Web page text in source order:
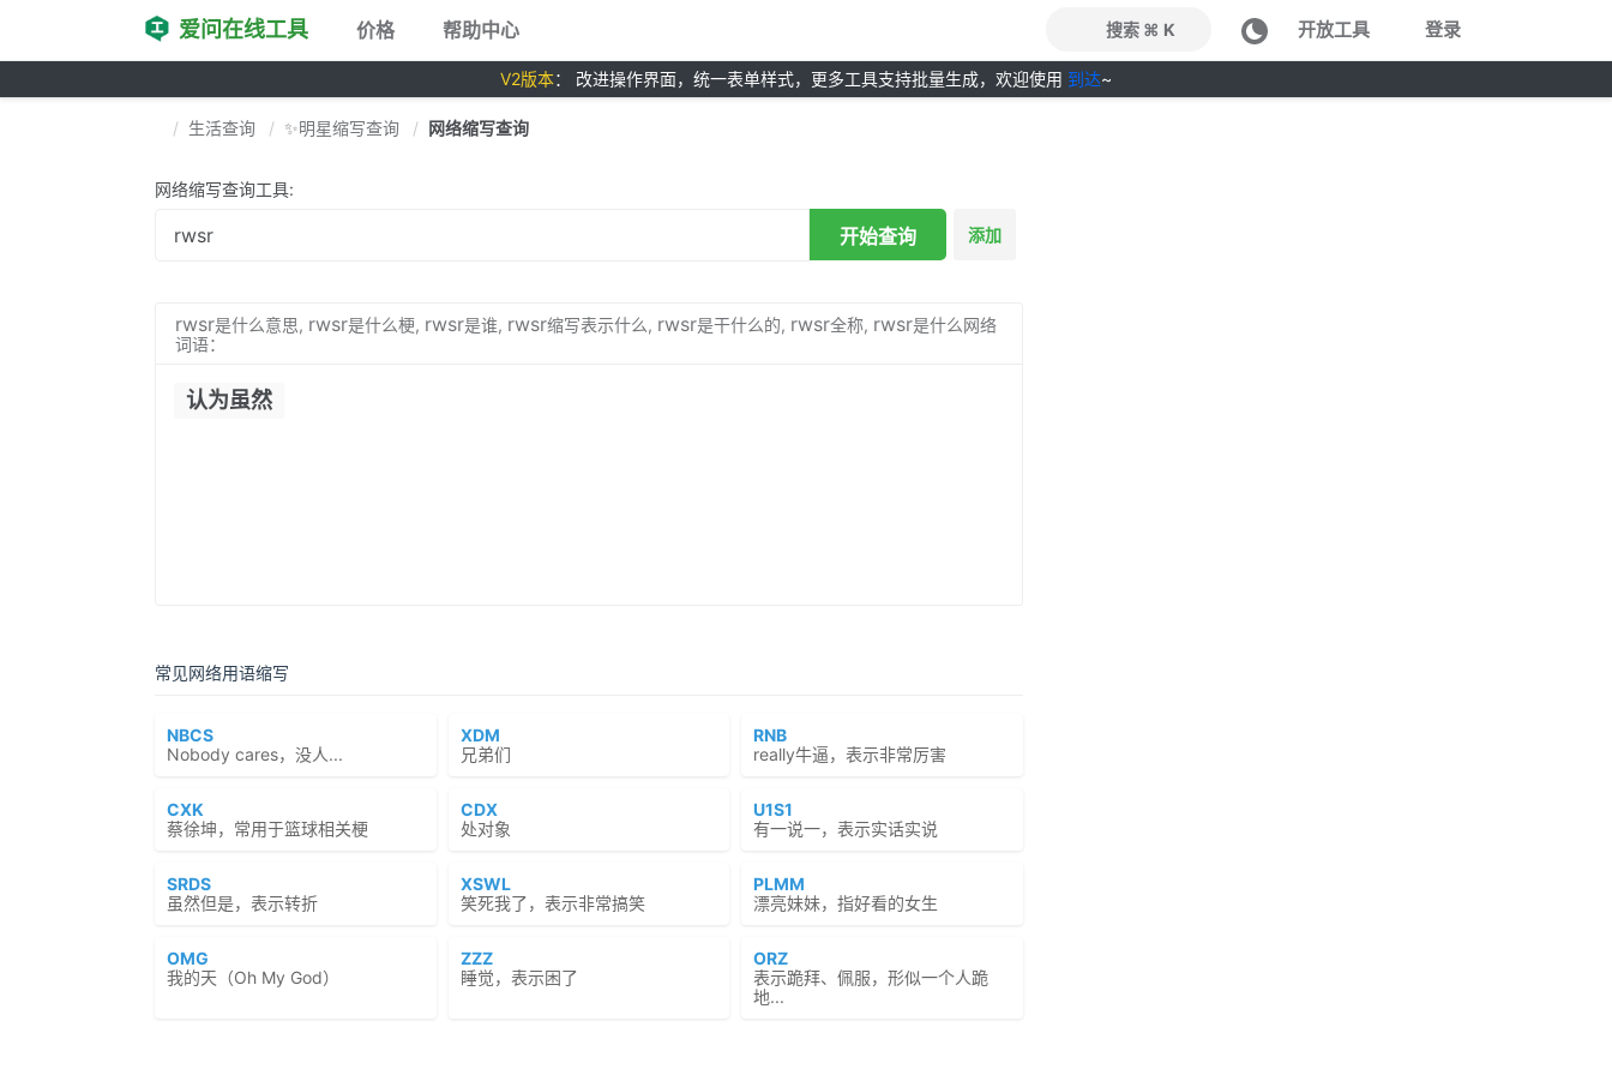
爱问在线工具 价格 帮助中心 搜索 ⌘ K 开放工具 登录
V2版本： 改进操作界面，统一表单样式，更多工具支持批量生成，欢迎使用 到达~
生活查询 ✨明星缩写查询 网络缩写查询
网络缩写查询工具:
开始查询 添加
rwsr是什么意思, rwsr是什么梗, rwsr是谁, rwsr缩写表示什么, rwsr是干什么的, rwsr全称, rwsr是什么网络
词语：
认为虽然
常见网络用语缩写
NBCS
Nobody cares，没人...
XDM
兄弟们
RNB
really牛逼，表示非常厉害
CXK
蔡徐坤，常用于篮球相关梗
CDX
处对象
U1S1
有一说一，表示实话实说
SRDS
虽然但是，表示转折
XSWL
笑死我了，表示非常搞笑
PLMM
漂亮妹妹，指好看的女生
OMG
我的天（Oh My God）
ZZZ
睡觉，表示困了
ORZ
表示跪拜、佩服，形似一个人跪
地...